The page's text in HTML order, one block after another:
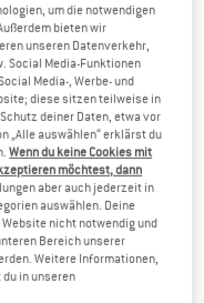
um die notwendigen
bieten wir
unseren Datenverkehr,
Social Media-Funktionen
Media-, Werbe- und
diese sitzen teilweise in
deiner Daten, etwa vor
„Alle auswählen“ erklärst du
Wenn du keine Cookies mit
möchtest, dann
aber auch jederzeit in
auswählen. Deine
nicht notwendig und
Bereich unserer
Weitere Informationen,
in unseren